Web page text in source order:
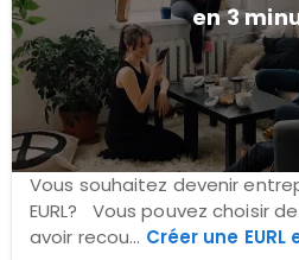
en 3
Vous souhaitez devenir
EURL? Vous pouvez choisir
avoir recou... Créer une EURL